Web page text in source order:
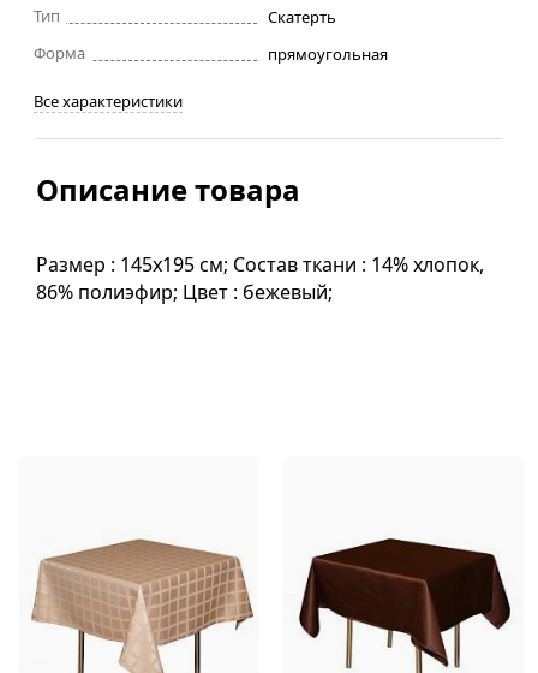
Тип
Скатерть
Форма
прямоугольная
Все характеристики
Описание товара
Размер : 145х195 см; Состав ткани : 14% хлопок,
86% полиэфир; Цвет : бежевый;
Инверторы